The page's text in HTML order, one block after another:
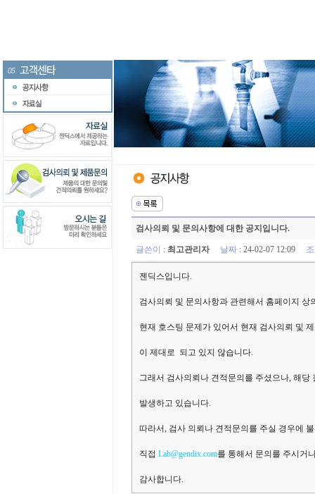
검사의뢰 및 문의사항에 대한 공지입니다.
글쓴이 : 최고관리자 날짜: 24-02-07 12:09
젠딕스입니다.
검사의뢰 및 문의사항과 관련해서 홈페이지
현재 호스팅 문제가 있어서 현재 검사의뢰 및
이 제대로 되고 있지 않습니다.
그래서 검사의뢰나 견적문의를 주셨으나, 해
발생하고 있습니다.
따라서, 검사 의뢰나 견적문의를 주실 경우에
직접 Lab@gendix.com를 통해서 문의를 주시거
감사합니다.